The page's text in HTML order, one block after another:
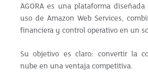
AGORA es una plataforma
uso de Amazon Web Services,
financiera y control operativo en un
Su objetivo es claro: convertir la
nube en una ventaja competitiva.